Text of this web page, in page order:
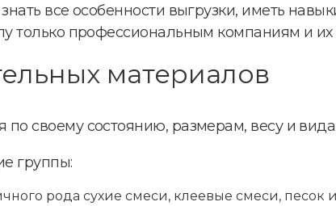
все особенности выгрузки, иметь
только профессиональным компаниям и
материалов
своему состоянию, размерам, весу и
группы:
рода сухие смеси, клеевые смеси, песок